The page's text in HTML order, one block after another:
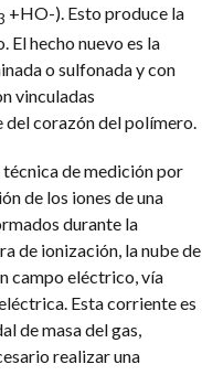
+HO-). Esto produce la
hecho nuevo es la
o sulfonada y con
vinculadas
corazón del polímero.
técnica de medición por
de los iones de una
durante la
de ionización, la nube de
campo eléctrico, vía
Esta corriente es
de masa del gas,
realizar una